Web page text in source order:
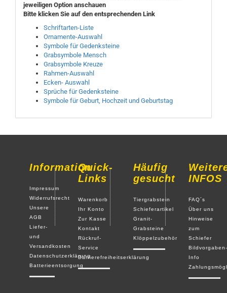
jeweiligen Option anschauen
Bitte klicken Sie auf den entsprechenden Link
Schriftarten-Liste
Ornamente-Auswahl
Symbole für Gedenksteine
Grabsymbole Mensch
Grabsymbole Kreuze
Rahmen-Auswahl
Ecken- Auswahl
Sprüche für Gedenksteine
Symbole für Geburt, Hochzeit und Geburtstag
Information
Impressum
Widerrufsrecht
Unsere
AGB
Liefer-
und
Versandkosten
Datenschutzerklärung
Batterieentsorgung
Quick-
Links
Warenkorb
Ihr Konto
Zur Kasse
Kontakt
Rückruf-
Service
Barrierefreiheitserklärung
Häufig
gesucht
Tiergrabstein
Schieferartikel
Granit-
Grabsteine
Klöppelzubehör
INFOS
FAQ´s
Über uns
Hinweise
zum
Schiefer
Bildvorgaben-
Info